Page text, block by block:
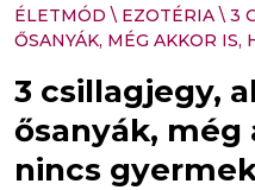
ÉLETMÓD \ EZOTÉRIA \ 3
ŐSANYÁK, MÉG AKKOR IS,
3 csillagjegy,
ősanyák, még
nincs